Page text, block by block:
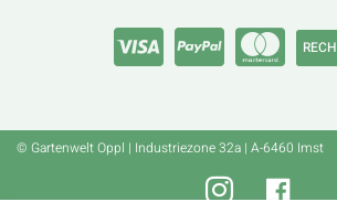
© Gartenwelt Oppl | Industriezone 32a | A-6460 Imst